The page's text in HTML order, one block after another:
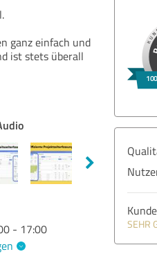
ganz einfach und
ist stets überall
- 17:00
SEHR